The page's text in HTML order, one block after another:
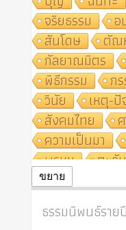
จริยธรรม
อ
สันโดษ
ตัณ
กัลยาณมิตร
พิธีกรรม
ก
วินัย
เหตุ-ปั
สังคมไทย
ความเป็นมา
พรหม
ตะวั
ปฏิจจสมุปบาท
อินเดีย
ผู้บ
ขยาย
ธรรมนิพนธ์ราย